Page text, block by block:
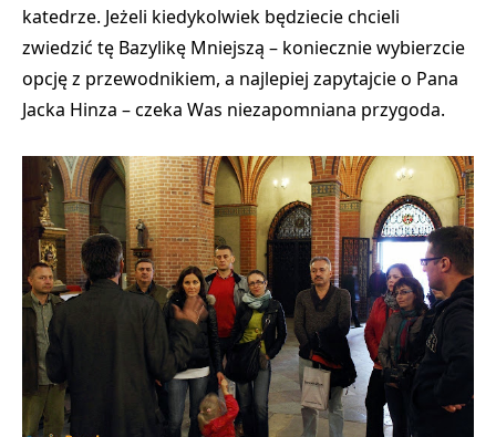
katedrze. Jeżeli kiedykolwiek będziecie chcieli
zwiedzić tę Bazylikę Mniejszą – koniecznie wybierzcie
opcję z przewodnikiem, a najlepiej zapytajcie o Pana
Jacka Hinza – czeka Was niezapomniana przygoda.